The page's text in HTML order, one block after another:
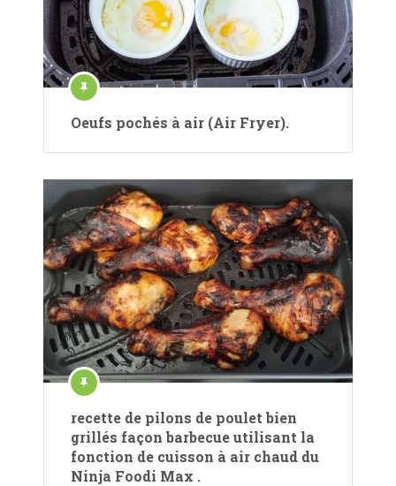
Oeufs pochés à air (Air Fryer).
recette de pilons de poulet bien
grillés façon barbecue utilisant la
fonction de cuisson à air chaud du
Ninja Foodi Max .